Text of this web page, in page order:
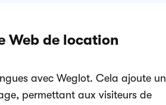
Web de location
avec Weglot. Cela ajoute un
permettant aux visiteurs de